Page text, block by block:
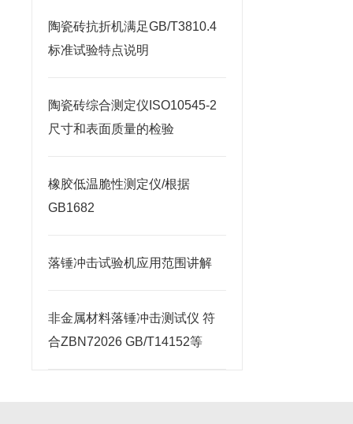
陶瓷砖抗折机满足GB/T3810.4
标准试验特点说明
陶瓷砖综合测定仪ISO10545-2
尺寸和表面质量的检验
橡胶低温脆性测定仪/根据
GB1682
落锤冲击试验机应用范围讲解
非金属材料落锤冲击测试仪 符
合ZBN72026 GB/T14152等